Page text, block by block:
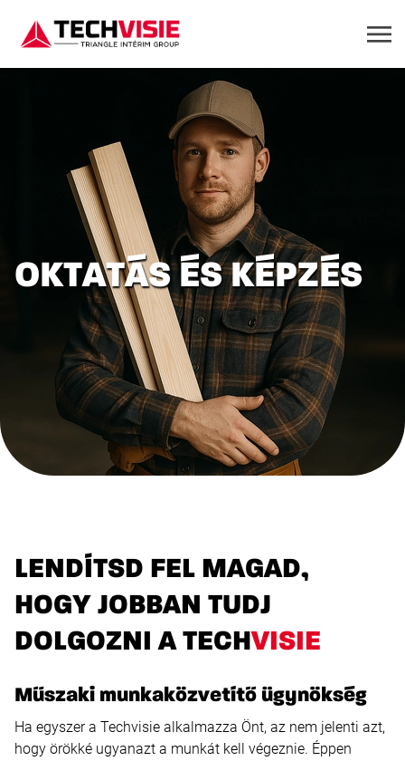
OKTATÁS ÉS KÉPZÉS
LENDÍTSD FEL MAGAD,
HOGY JOBBAN TUDJ
DOLGOZNI A TECHVISIE
Műszaki munkaközvetítő ügynökség
Ha egyszer a Techvisie alkalmazza Önt, az nem jelenti azt,
hogy örökké ugyanazt a munkát kell végeznie. Éppen